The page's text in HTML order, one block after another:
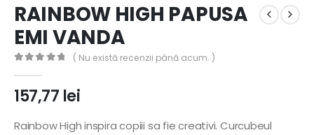
RAINBOW HIGH PAPUSA
EMI VANDA
( Nu există recenzii până acum. )
157,77 lei
Rainbow High inspira copiii sa fie creativi. Curcubeul